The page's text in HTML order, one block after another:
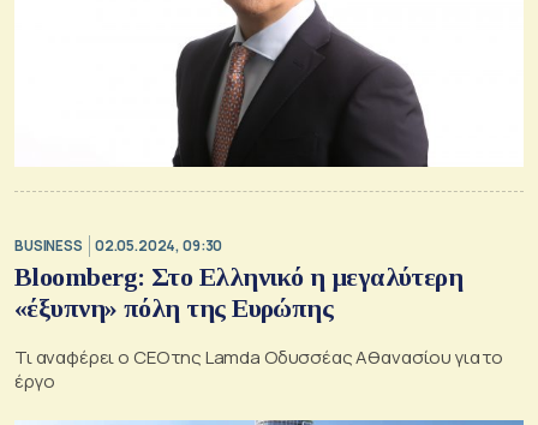
BUSINESS 02.05.2024, 09:30
Bloomberg: Στο Ελληνικό η μεγαλύτερη
«έξυπνη» πόλη της Ευρώπης
Τι αναφέρει ο CEO της Lamda Οδυσσέας Αθανασίου για το
έργο